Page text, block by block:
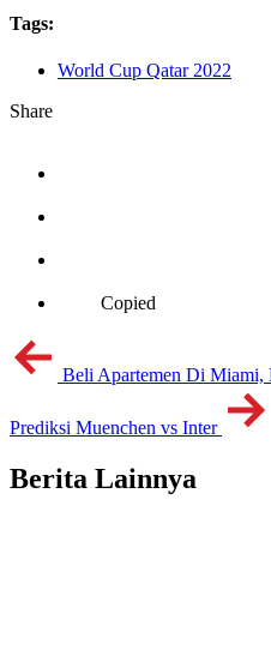
Tags:
World Cup Qatar 2022
Share
Copied
Beli Apartemen Di Miami,
Prediksi Muenchen vs Inter
Berita Lainnya